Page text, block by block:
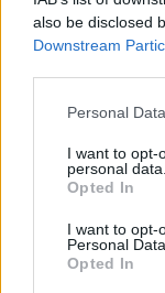
also be disclosed
Downstream
Please note that
not limited to
grant or deny
use your data for
consent section.
Personal
I want to opt-
personal data.
Opted In
I want to opt-
Personal Data.
Opted In
Betegségek
Kezelés
Kutatás
Prevenció
Hírek
Videók
Kisállatok